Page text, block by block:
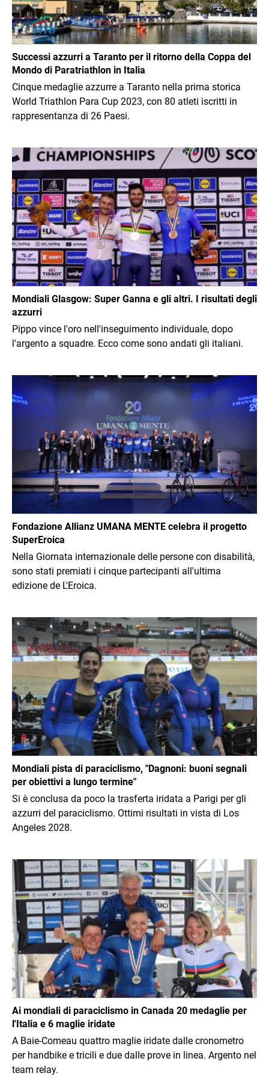
Successi azzurri a Taranto per il ritorno della Coppa del
Mondo di Paratriathlon in Italia
Cinque medaglie azzurre a Taranto nella prima storica
World Triathlon Para Cup 2023, con 80 atleti iscritti in
rappresentanza di 26 Paesi.
Immagine
Mondiali Glasgow: Super Ganna e gli altri. I risultati degli
azzurri
Pippo vince l'oro nell'inseguimento individuale, dopo
l'argento a squadre. Ecco come sono andati gli italiani.
Immagine
Fondazione Allianz UMANA MENTE celebra il progetto
SuperEroica
Nella Giornata internazionale delle persone con disabilità,
sono stati premiati i cinque partecipanti all'ultima
edizione de L'Eroica.
Immagine
Mondiali pista di paraciclismo, "Dagnoni: buoni segnali
per obiettivi a lungo termine"
Si è conclusa da poco la trasferta iridata a Parigi per gli
azzurri del paraciclismo. Ottimi risultati in vista di Los
Angeles 2028.
Immagine
Ai mondiali di paraciclismo in Canada 20 medaglie per
l'Italia e 6 maglie iridate
A Baie-Comeau quattro maglie iridate dalle cronometro
per handbike e tricili e due dalle prove in linea. Argento nel
team relay.